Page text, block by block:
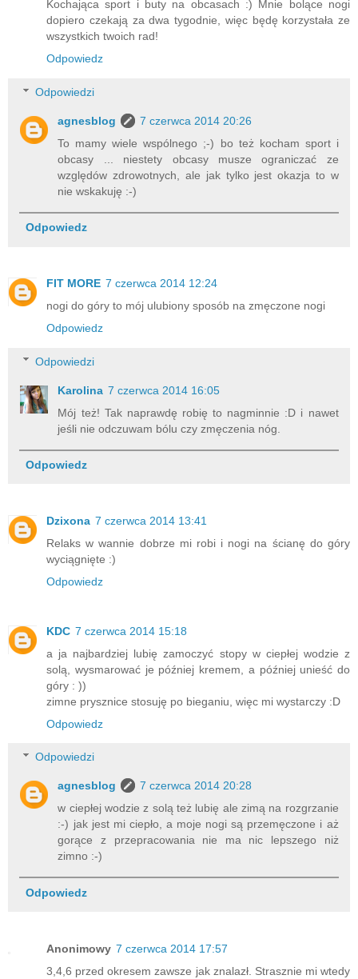
Kochająca sport i buty na obcasach :) Mnie bolące nogi
dopiero czekają za dwa tygodnie, więc będę korzystała ze
wszystkich twoich rad!
Odpowiedz
Odpowiedzi
agnesblog
7 czerwca 2014 20:26
To mamy wiele wspólnego ;-) bo też kocham sport i
obcasy ... niestety obcasy musze ograniczać ze
względów zdrowotnych, ale jak tylko jest okazja to w
nie wskakuję :-)
Odpowiedz
FIT MORE 7 czerwca 2014 12:24
nogi do góry to mój ulubiony sposób na zmęczone nogi
Odpowiedz
Odpowiedzi
Karolina 7 czerwca 2014 16:05
Mój też! Tak naprawdę robię to nagminnie :D i nawet
jeśli nie odczuwam bólu czy zmęczenia nóg.
Odpowiedz
Dzixona 7 czerwca 2014 13:41
Relaks w wannie dobrze mi robi i nogi na ścianę do góry
wyciągnięte :)
Odpowiedz
KDC 7 czerwca 2014 15:18
a ja najbardziej lubię zamoczyć stopy w ciepłej wodzie z
solą, wysmarować je później kremem, a później unieść do
góry : ))
zimne prysznice stosuję po bieganiu, więc mi wystarczy :D
Odpowiedz
Odpowiedzi
agnesblog
7 czerwca 2014 20:28
w ciepłej wodzie z solą też lubię ale zimą na rozgrzanie
:-) jak jest mi ciepło, a moje nogi są przemęczone i aż
gorące z przepracowania nie ma nic lepszego niż
zimno :-)
Odpowiedz
Anonimowy 7 czerwca 2014 17:57
3,4,6 przed okresem zawsze jak znalazł. Strasznie mi wtedy